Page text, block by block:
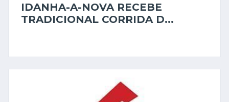
IDANHA-A-NOVA RECEBE
TRADICIONAL CORRIDA D...